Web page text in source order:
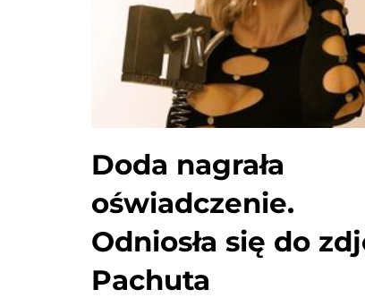
Doda nagrała
oświadczenie.
Odniosła się do
Pachuta